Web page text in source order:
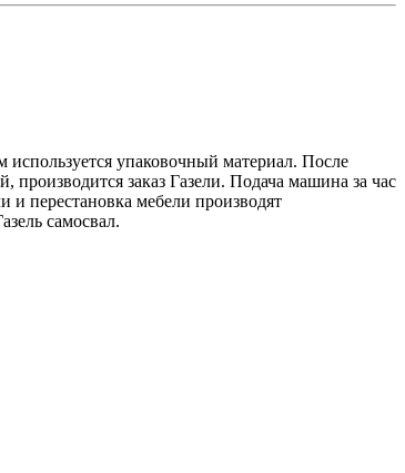
упаковочный материал. После
заказ Газели. Подача машина за час
и перестановка мебели производят
самосвал.